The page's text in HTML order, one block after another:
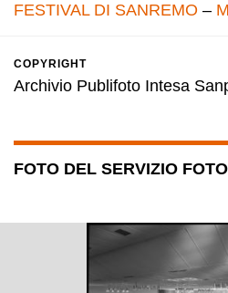
FESTIVAL DI SANREMO –
COPYRIGHT
Archivio Publifoto Intesa
FOTO DEL SERVIZIO